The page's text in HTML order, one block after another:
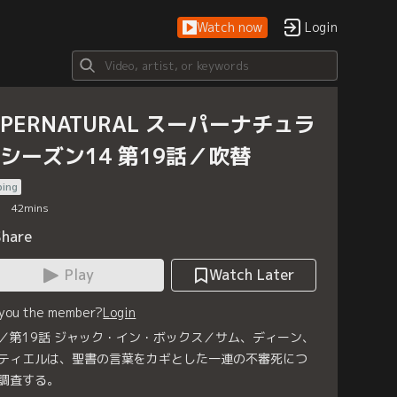
Watch now Login
スーパーナチュラ
ーズン14 第19話／吹替
42mins
Play
Watch Later
the member?Login
第19話 ジャック・イン・ボックス／サム、ディーン、
ィエルは、聖書の言葉をカギとした一連の不審死につ
査する。